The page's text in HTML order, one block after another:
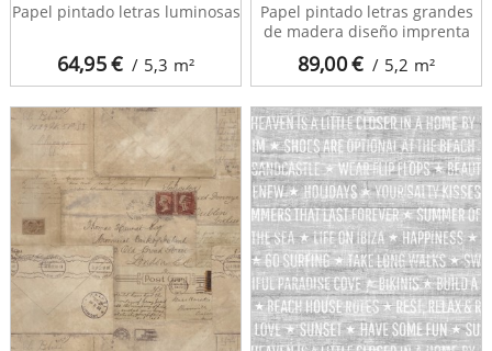
64,95€ / 5,3 m²
Papel pintado letras luminosas
89,00€ / 5,2 m²
Papel pintado letras grandes
de madera diseño imprenta